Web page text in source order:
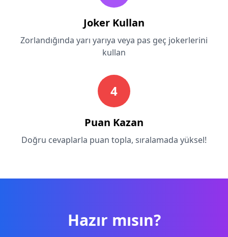
Joker Kullan
Zorlandığında yarı yarıya veya pas geç jokerlerini
kullan
4
Puan Kazan
Doğru cevaplarla puan topla, sıralamada yüksel!
Hazır mısın?